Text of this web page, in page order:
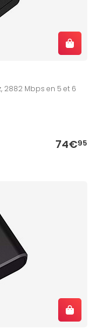
2882 Mbps en 5 et 6
74€95